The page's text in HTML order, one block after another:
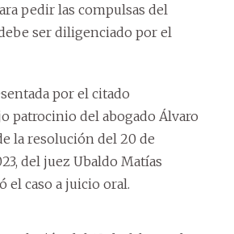
pedir las compulsas del
ser diligenciado por el
por el citado
patrocinio del abogado Álvaro
la resolución del 20 de
del juez Ubaldo Matías
el caso a juicio oral.